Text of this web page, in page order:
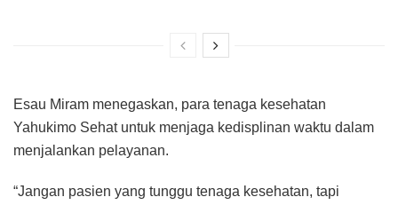
Esau Miram menegaskan, para tenaga kesehatan
Yahukimo Sehat untuk menjaga kedisplinan waktu dalam
menjalankan pelayanan.
“Jangan pasien yang tunggu tenaga kesehatan, tapi